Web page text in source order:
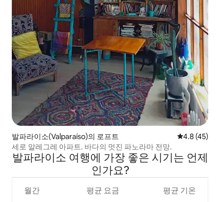
발파라이소(Valparaíso)의 로프트 평점 4.8점(5
4.8 (45)
세로 알레그레 아파트. 바다의 멋진 파노라마 전망.
발파라이소 여행에 가장 좋은 시기는 언제
인가요?
월간 평균 요금 평균 기온